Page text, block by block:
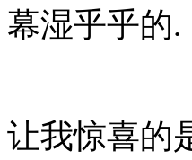
幕湿乎乎的.
让我惊喜的